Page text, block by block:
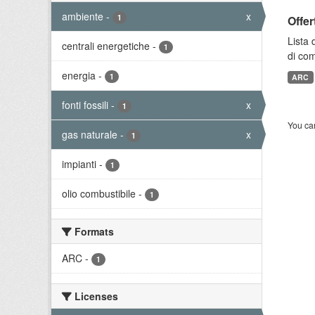
ambiente - 1 x
centrali energetiche - 1
energia - 1
fonti fossili - 1 x
gas naturale - 1 x
impianti - 1
olio combustibile - 1
Formats
ARC - 1
Licenses
Lista
di
ARC
You